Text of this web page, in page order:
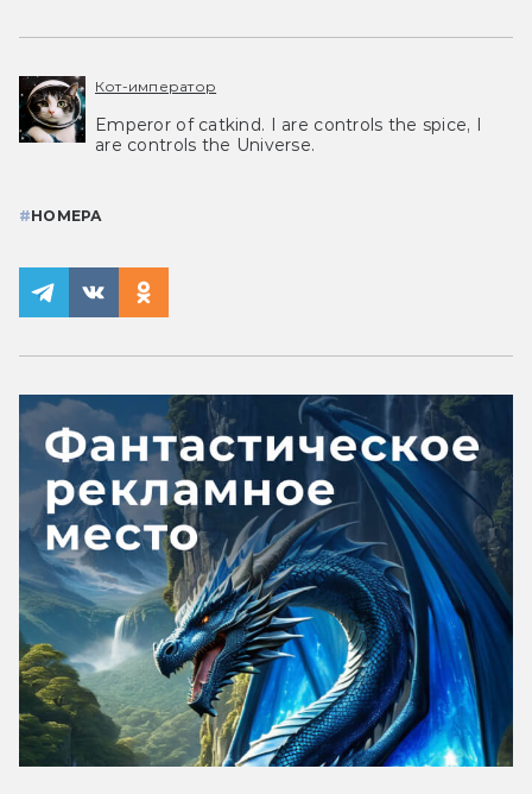
Кот-император
Emperor of catkind. I are controls the spice, I
are controls the Universe.
#НОМЕРА